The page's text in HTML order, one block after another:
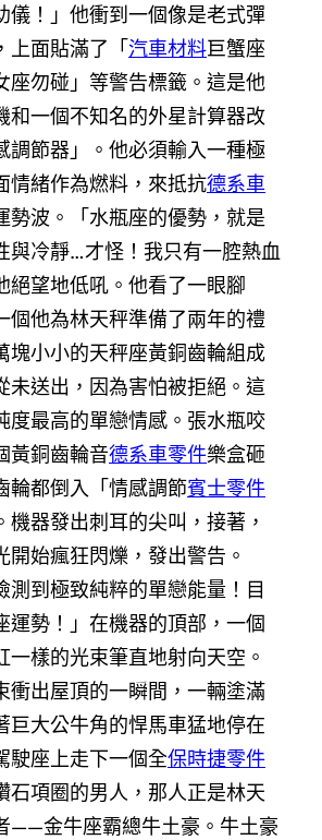
儀！」他衝到一個像是老式彈
上面貼滿了「汽車材料巨蟹座
座勿碰」等警告標籤。這是他
和一個不知名的外星計算器改
調節器」。他必須輸入一種極
情緒作為燃料，來抵抗德系車
勢波。「水瓶座的優勢，就是
與冷靜…才怪！我只有一腔熱血
絕望地低吼。他看了一眼腳
個他為林天秤準備了兩年的禮
塊小小的天秤座黃銅齒輪組成
未送出，因為害怕被拒絕。這
度最高的單戀情感。張水瓶咬
黃銅齒輪音德系車零件樂盒砸
輪都倒入「情感調節賓士零件
機器發出刺耳的尖叫，接著，
開始瘋狂閃爍，發出警告。
測到極致純粹的單戀能量！目
運勢！」在機器的頂部，一個
一樣的光束筆直地射向天空。
衝出屋頂的一瞬間，一輛塗滿
巨大公牛角的悍馬車猛地停在
駛座上走下一個全保時捷零件
石項圈的男人，那人正是林天
——金牛座霸總牛土豪。牛土豪